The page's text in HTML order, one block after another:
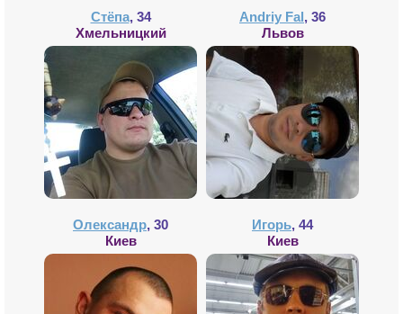
Стёпа, 34
Хмельницкий
Andriy Fal, 36
Львов
Олександр, 30
Киев
Игорь, 44
Киев